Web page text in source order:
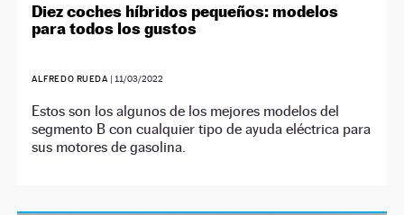
Diez coches híbridos pequeños: modelos
para todos los gustos
ALFREDO RUEDA | 11/03/2022
Estos son los algunos de los mejores modelos del
segmento B con cualquier tipo de ayuda eléctrica para
sus motores de gasolina.